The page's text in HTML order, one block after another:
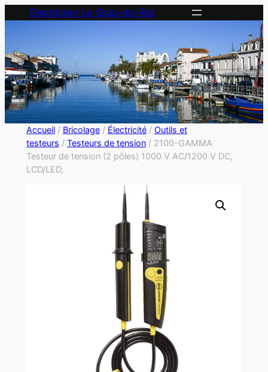
Electricien Le Grau-du-Roi
Accueil/ Bricolage/ Électricité/ Outils et
testeurs / Testeurs de tension/ 2100-GAMMA
Testeur de tension (2 pôles) 1000 V AC/1200 V DC,
LCD/LED,